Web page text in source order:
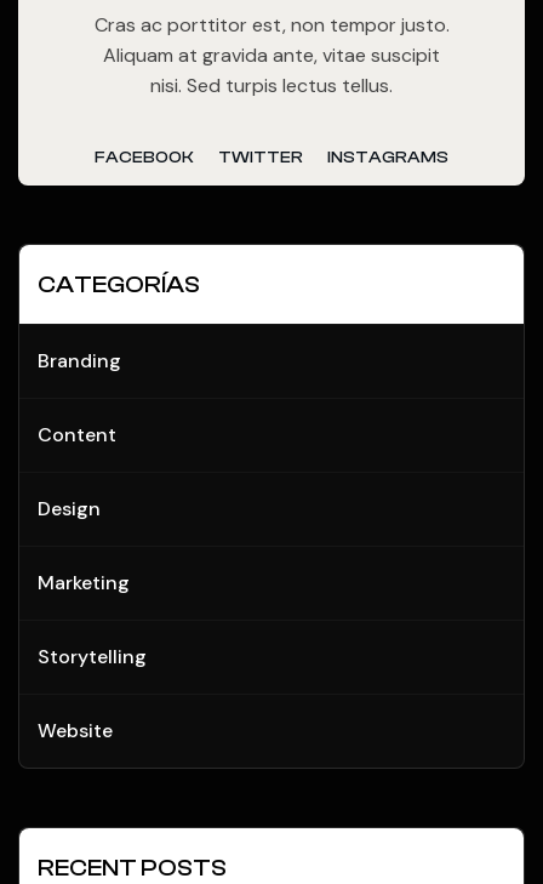
Cras ac porttitor est, non tempor justo.
Aliquam at gravida ante, vitae suscipit
nisi. Sed turpis lectus tellus.
FACEBOOK TWITTER INSTAGRAMS
CATEGORÍAS
Branding
Content
Design
Marketing
Storytelling
Website
RECENT POSTS